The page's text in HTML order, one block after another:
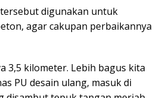
digunakan untuk
agar cakupan perbaikannya
3,5 kilometer. Lebih bagus kita
PU desain ulang, masuk di